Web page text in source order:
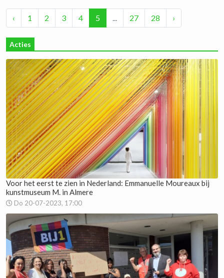
‹ 1 2 3 4 5 ... 27 28 ›
Acties
Voor het eerst te zien in Nederland: Emmanuelle Moureaux bij
kunstmuseum M. in Almere
Do 20-07-2023, 17:00